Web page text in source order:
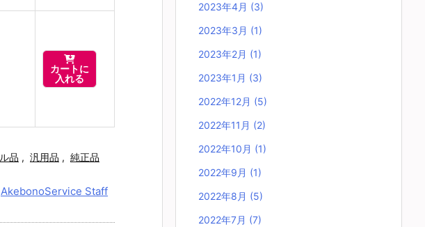

カートに
入れる
品 , 汎用品 , 純正品
AkebonoService Staff
2023年4月 (3)
2023年3月 (1)
2023年2月 (1)
2023年1月 (3)
2022年12月 (5)
2022年11月 (2)
2022年10月 (1)
2022年9月 (1)
2022年8月 (5)
2022年7月 (7)